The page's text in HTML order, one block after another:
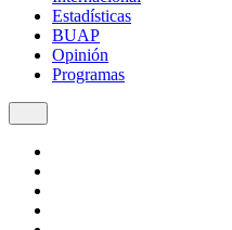
Estadísticas
BUAP
Opinión
Programas